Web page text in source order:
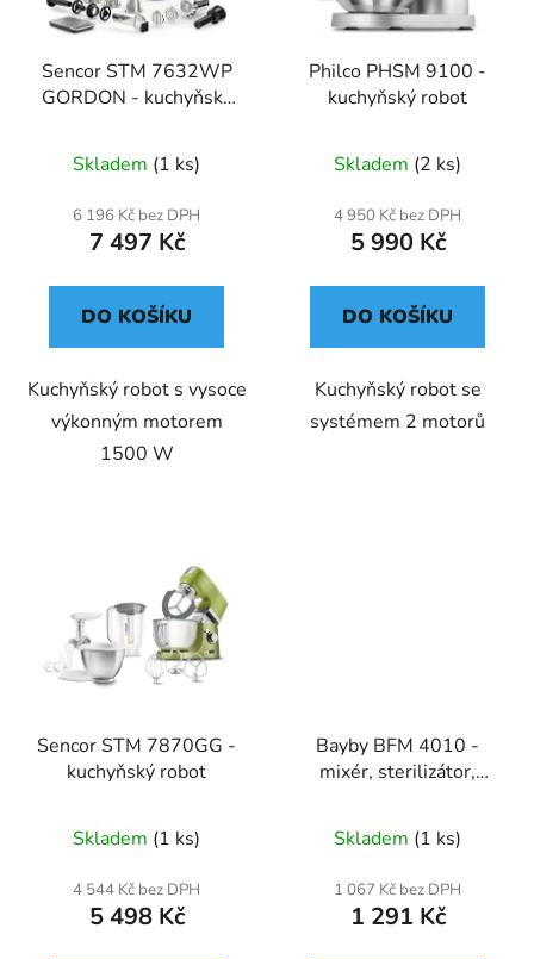
Sencor STM 7632WP
GORDON - kuchyňský
Skladem (1 ks)
6 196 Kč bez DPH
7 497 Kč
DO KOŠÍKU
Kuchyňský robot s vysoce
výkonným motorem
1500 W
Philco PHSM 9100 -
kuchyňský robot
Skladem (2 ks)
4 950 Kč bez DPH
5 990 Kč
DO KOŠÍKU
Kuchyňský robot se
systémem 2 motorů
Sencor STM 7870GG -
kuchyňský robot
Skladem (1 ks)
4 544 Kč bez DPH
5 498 Kč
Bayby BFM 4010 -
mixér, sterilizátor,
Skladem (1 ks)
1 067 Kč bez DPH
1 291 Kč